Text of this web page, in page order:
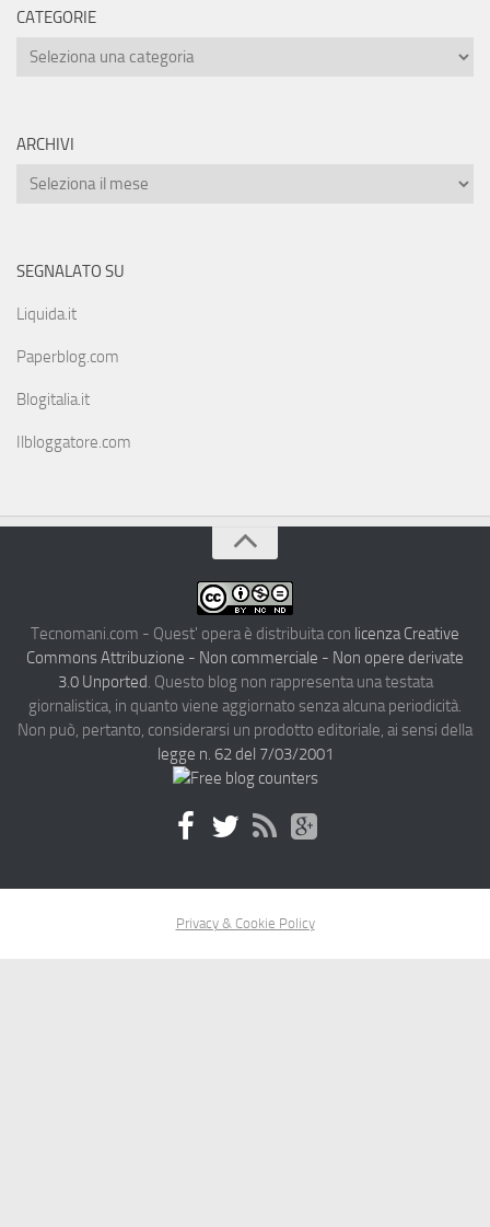
CATEGORIE
ARCHIVI
SEGNALATO SU
Liquida.it
Paperblog.com
Blogitalia.it
Ilbloggatore.com
Tecnomani.com - Quest' opera è distribuita con licenza Creative
Commons Attribuzione - Non commerciale - Non opere derivate
3.0 Unported. Questo blog non rappresenta una testata
giornalistica, in quanto viene aggiornato senza alcuna periodicità.
Non può, pertanto, considerarsi un prodotto editoriale, ai sensi della
legge n. 62 del 7/03/2001
Privacy & Cookie Policy